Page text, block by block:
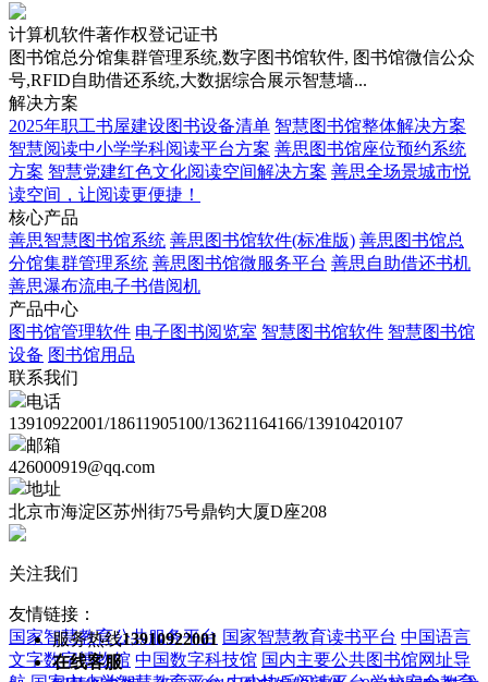
计算机软件著作权登记证书
图书馆总分馆集群管理系统,数字图书馆软件, 图书馆微信公众
号,RFID自助借还系统,大数据综合展示智慧墙...
解决方案
2025年职工书屋建设图书设备清单 智慧图书馆整体解决方案
智慧阅读中小学学科阅读平台方案 善思图书馆座位预约系统
方案 智慧党建红色文化阅读空间解决方案 善思全场景城市悦
读空间，让阅读更便捷！
核心产品
善思智慧图书馆系统 善思图书馆软件(标准版) 善思图书馆总
分馆集群管理系统 善思图书馆微服务平台 善思自助借还书机
善思瀑布流电子书借阅机
产品中心
图书馆管理软件 电子图书阅览室 智慧图书馆软件 智慧图书馆
设备 图书馆用品
联系我们
电话
13910922001/18611905100/13621164166/13910420107
邮箱
426000919@qq.com
地址
北京市海淀区苏州街75号鼎钧大厦D座208
关注我们
友情链接：
国家智慧教育公共服务平台 国家智慧教育读书平台 中国语言
文字数字博物馆 中国数字科技馆 国内主要公共图书馆网址导
服务热线13910922001
在线客服